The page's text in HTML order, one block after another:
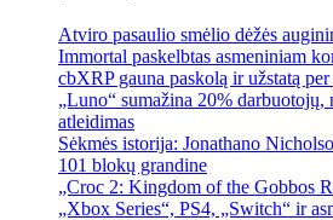
Atviro pasaulio smėlio dėžės
Immortal paskelbtas asmeniniam
cbXRP gauna paskolą ir užstatą
„Luno“ sumažina 20%
atleidimas
Sėkmės istorija: Jonathano
101 blokų grandine
„Croc 2: Kingdom of the Gobbos
„Xbox Series“, PS4, „Switch“ ir